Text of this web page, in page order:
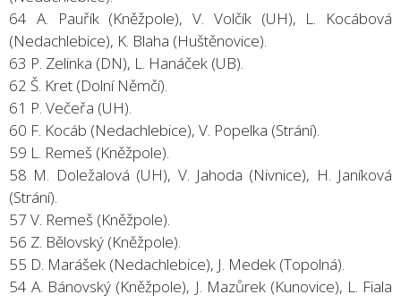
64 A. Pauřík (Kněžpole), V. Volčík (UH), L. Kocábová
(Nedachlebice), K. Blaha (Huštěnovice).
63 P. Zelinka (DN), L. Hanáček (UB).
62 Š. Kret (Dolní Němčí).
61 P. Večeřa (UH).
60 F. Kocáb (Nedachlebice), V. Popelka (Strání).
59 L. Remeš (Kněžpole).
58 M. Doležalová (UH), V. Jahoda (Nivnice), H. Janíková
(Strání).
57 V. Remeš (Kněžpole).
56 Z. Bělovský (Kněžpole).
55 D. Marášek (Nedachlebice), J. Medek (Topolná).
54 A. Bánovský (Kněžpole), J. Mazůrek (Kunovice), L. Fiala